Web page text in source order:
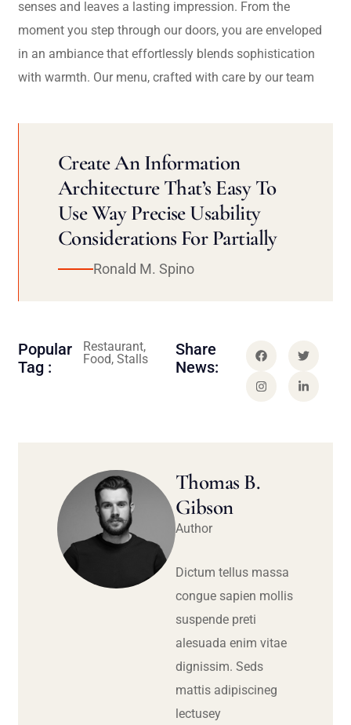
senses and leaves a lasting impression. From the
moment you step through our doors, you are enveloped
in an ambiance that effortlessly blends sophistication
with warmth. Our menu, crafted with care by our team
Create An Information
Architecture That’s Easy To
Use Way Precise Usability
Considerations For Partially
Ronald M. Spino
Popular
Tag :
Restaurant,
Food, Stalls
Share
News:
Thomas B.
Gibson
Author
Dictum tellus massa
congue sapien mollis
suspende preti
alesuada enim vitae
dignissim. Seds
mattis adipiscineg
lectusey